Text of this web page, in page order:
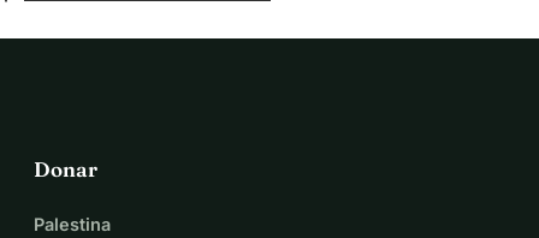
moda.
Donar
Palestina